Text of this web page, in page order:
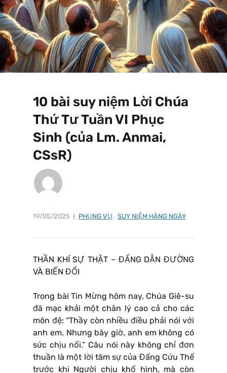
10 bài suy niệm Lời Chúa
Thứ Tư Tuần VI Phục
Sinh (của Lm. Anmai,
CSsR)
19/05/2025 PHỤNG VỤ , SUY NIỆM HÀNG NGÀY
THẦN KHÍ SỰ THẬT – ĐẤNG DẪN ĐƯỜNG
VÀ BIẾN ĐỔI
Trong bài Tin Mừng hôm nay, Chúa Giê-su
đã mạc khải một chân lý cao cả cho các
môn đệ: “Thầy còn nhiều điều phải nói với
anh em. Nhưng bây giờ, anh em không có
sức chịu nổi.” Câu nói này không chỉ đơn
thuần là một lời tâm sự của Đấng Cứu Thế
trước khi Người chịu khổ hình, mà còn